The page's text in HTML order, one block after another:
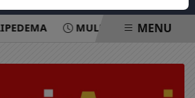
MULHERES SÃOMENU